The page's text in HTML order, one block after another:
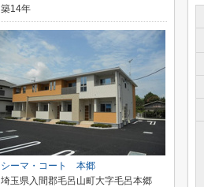
築14年
シーマ・コート 本郷
埼玉県入間郡毛呂山町大字毛呂本郷